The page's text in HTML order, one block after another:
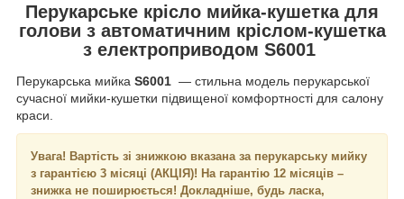
Перукарське крісло мийка-кушетка для
голови з автоматичним кріслом-кушетка
з електроприводом S6001
Перукарська мийка S6001 — стильна модель перукарської
сучасної мийки-кушетки підвищеної комфортності для салону
краси.
Увага! Вартість зі знижкою вказана за перукарську мийку
з гарантією 3 місяці (АКЦІЯ)! На гарантію 12 місяців –
знижка не поширюється! Докладніше, будь ласка,